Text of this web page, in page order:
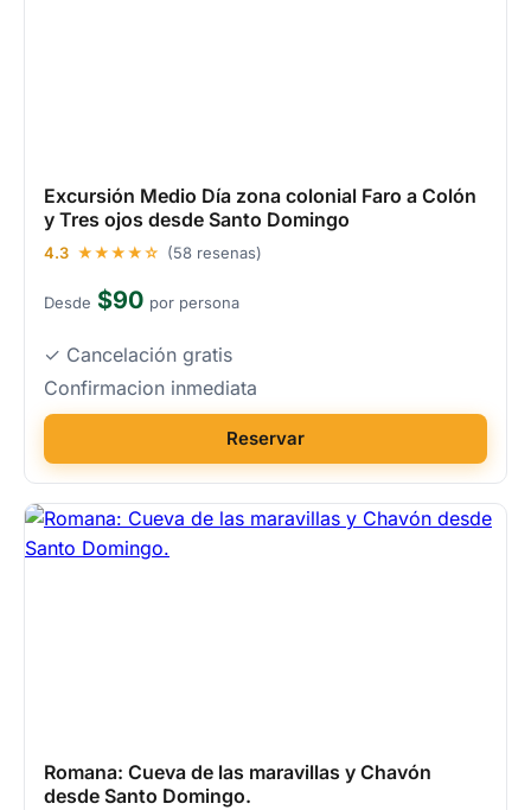
Excursión Medio Día zona colonial Faro a Colón
y Tres ojos desde Santo Domingo
4.3 ★★★★☆ (58 resenas)
Desde $90 por persona
✓ Cancelación gratis
Confirmacion inmediata
Reservar
Romana: Cueva de las maravillas y Chavón
desde Santo Domingo.